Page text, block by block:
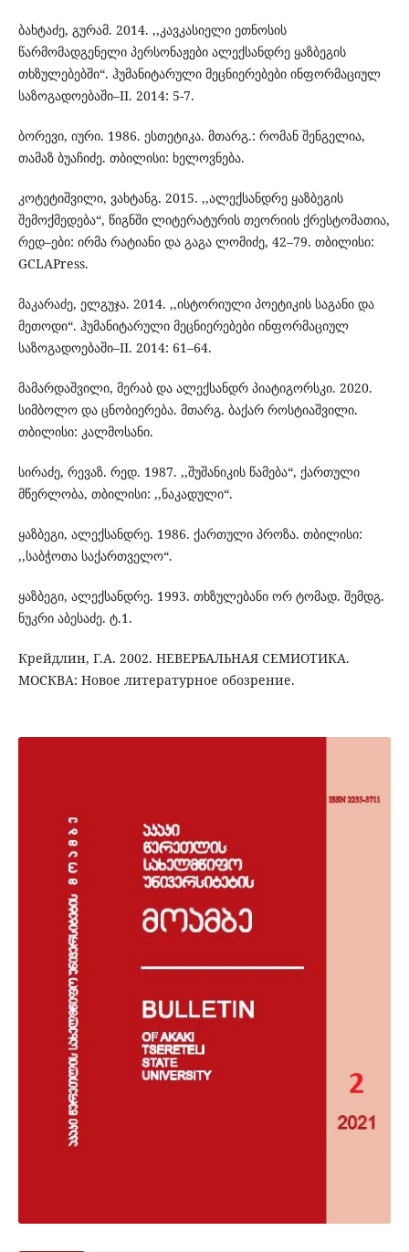
ბახტაძე, გურამ. 2014. ,,კავკასიელი ეთნოსის
წარმომადგენელი პერსონაჟები ალექსანდრე ყაზბეგის
თხზულებებში“. ჰუმანიტარული მეცნიერებები ინფორმაციულ
საზოგადოებაში–II. 2014: 5-7.
ბორევი, იური. 1986. ესთეტიკა. მთარგ.: რომან შენგელია,
თამაზ ბუაჩიძე. თბილისი: ხელოვნება.
კოტეტიშვილი, ვახტანგ. 2015. ,,ალექსანდრე ყაზბეგის
შემოქმედება“, წიგნში ლიტერატურის თეორიის ქრესტომათია,
რედ–ები: ირმა რატიანი და გაგა ლომიძე, 42–79. თბილისი:
GCLAPress.
მაკარაძე, ელგუჯა. 2014. ,,ისტორიული პოეტიკის საგანი და
მეთოდი“. ჰუმანიტარული მეცნიერებები ინფორმაციულ
საზოგადოებაში–II. 2014: 61–64.
მამარდაშვილი, მერაბ და ალექსანდრ პიატიგორსკი. 2020.
სიმბოლო და ცნობიერება. მთარგ. ბაქარ როსტიაშვილი.
თბილისი: კალმოსანი.
სირაძე, რევაზ. რედ. 1987. ,,შუშანიკის წამება“, ქართული
მწერლობა, თბილისი: ,,ნაკადული“.
ყაზბეგი, ალექსანდრე. 1986. ქართული პროზა. თბილისი:
,,საბჭოთა საქართველო“.
ყაზბეგი, ალექსანდრე. 1993. თხზულებანი ორ ტომად. შემდგ.
ნუკრი აბესაძე. ტ.1.
Крейдлин, Г.А. 2002. НЕВЕРБАЛЬНАЯ СЕМИОТИКА.
МОСКВА: Новое литературное обозрение.